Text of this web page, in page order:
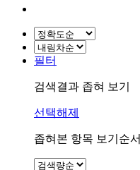
필터
검색결과 좁혀 보기
선택해제
좁혀본 항목 보기순서